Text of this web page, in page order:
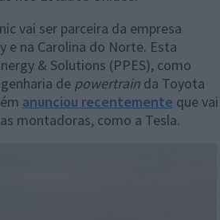
vai ser parceira da empresa
e na Carolina do Norte. Esta
& Solutions (PPES), como
de powertrain da Toyota
anunciou recentemente que vai
montadoras, como a Tesla.